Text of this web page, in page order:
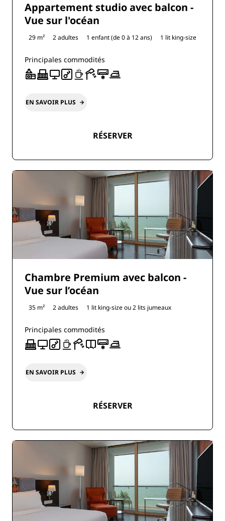
Appartement studio avec balcon -
Vue sur l'océan
29 m² 2 adultes 1 enfant (de 0 à 12 ans) 1 lit king-size
Principales commodités
EN SAVOIR PLUS
RÉSERVER
Chambre Premium avec balcon -
Vue sur l’océan
35 m² 2 adultes 1 lit king-size ou2 lits jumeaux
Principales commodités
EN SAVOIR PLUS
RÉSERVER